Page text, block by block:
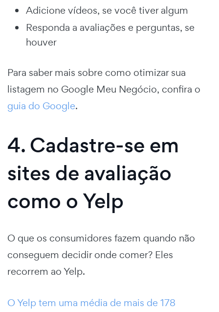
Adicione vídeos, se você tiver algum
Responda a avaliações e perguntas, se
houver
Para saber mais sobre como otimizar sua
listagem no Google Meu Negócio, confira o
guia do Google.
4. Cadastre-se em
sites de avaliação
como o Yelp
O que os consumidores fazem quando não
conseguem decidir onde comer? Eles
recorrem ao Yelp.
O Yelp tem uma média de mais de 178